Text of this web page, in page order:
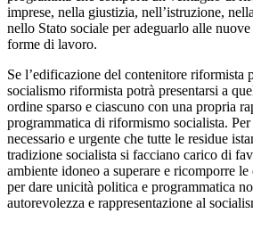
imprese, nella giustizia, nell’istruzione,
nello Stato sociale per adeguarlo alle
forme di lavoro.
Se l’edificazione del contenitore riformista
socialismo riformista potrà presentarsi a
ordine sparso e ciascuno con una propria
programmatica di riformismo socialista. Per
necessario e urgente che tutte le residue
tradizione socialista si facciano carico di
ambiente idoneo a superare e ricomporre
per dare unicità politica e programmatica
autorevolezza e rappresentazione al